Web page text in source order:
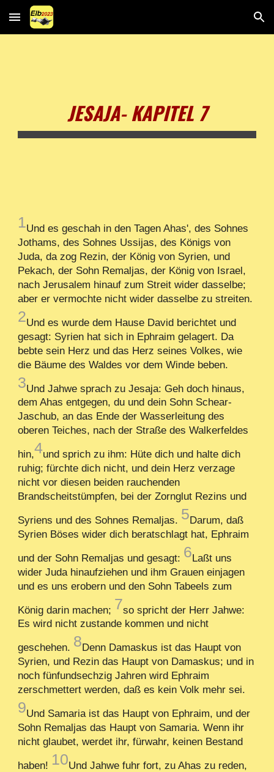
Skip to main content Skip to navigation
JESAJA- KAPITEL 7
1Und es geschah in den Tagen Ahas', des Sohnes
Jothams, des Sohnes Ussijas, des Königs von
Juda, da zog Rezin, der König von Syrien, und
Pekach, der Sohn Remaljas, der König von Israel,
nach Jerusalem hinauf zum Streit wider dasselbe;
aber er vermochte nicht wider dasselbe zu streiten.
2Und es wurde dem Hause David berichtet und
gesagt: Syrien hat sich in Ephraim gelagert. Da
bebte sein Herz und das Herz seines Volkes, wie
die Bäume des Waldes vor dem Winde beben.
3Und Jahwe sprach zu Jesaja: Geh doch hinaus,
dem Ahas entgegen, du und dein Sohn Schear-
Jaschub, an das Ende der Wasserleitung des
oberen Teiches, nach der Straße des Walkerfeldes
hin,4und sprich zu ihm: Hüte dich und halte dich
ruhig; fürchte dich nicht, und dein Herz verzage
nicht vor diesen beiden rauchenden
Brandscheitstümpfen, bei der Zornglut Rezins und
Syriens und des Sohnes Remaljas. 5Darum, daß
Syrien Böses wider dich beratschlagt hat, Ephraim
und der Sohn Remaljas und gesagt: 6Laßt uns
wider Juda hinaufziehen und ihm Grauen einjagen
und es uns erobern und den Sohn Tabeels zum
König darin machen; 7so spricht der Herr Jahwe:
Es wird nicht zustande kommen und nicht
geschehen. 8Denn Damaskus ist das Haupt von
Syrien, und Rezin das Haupt von Damaskus; und in
noch fünfundsechzig Jahren wird Ephraim
zerschmettert werden, daß es kein Volk mehr sei.
9Und Samaria ist das Haupt von Ephraim, und der
Sohn Remaljas das Haupt von Samaria. Wenn ihr
nicht glaubet, werdet ihr, fürwahr, keinen Bestand
haben! 10Und Jahwe fuhr fort, zu Ahas zu reden,